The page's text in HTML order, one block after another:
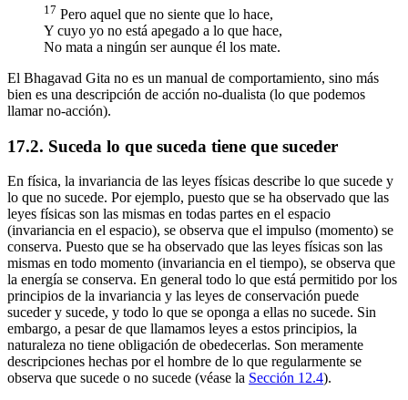
17 Pero aquel que no siente que lo hace,
Y cuyo yo no está apegado a lo que hace,
No mata a ningún ser aunque él los mate.
El Bhagavad Gita no es un manual de comportamiento, sino más
bien es una descripción de acción no-dualista (lo que podemos
llamar no-acción).
17.2. Suceda lo que suceda tiene que suceder
En física, la invariancia de las leyes físicas describe lo que sucede y
lo que no sucede. Por ejemplo, puesto que se ha observado que las
leyes físicas son las mismas en todas partes en el espacio
(invariancia en el espacio), se observa que el impulso (momento) se
conserva. Puesto que se ha observado que las leyes físicas son las
mismas en todo momento (invariancia en el tiempo), se observa que
la energía se conserva. En general todo lo que está permitido por los
principios de la invariancia y las leyes de conservación puede
suceder y sucede, y todo lo que se oponga a ellas no sucede. Sin
embargo, a pesar de que llamamos leyes a estos principios, la
naturaleza no tiene obligación de obedecerlas. Son meramente
descripciones hechas por el hombre de lo que regularmente se
observa que sucede o no sucede (véase la Sección 12.4).